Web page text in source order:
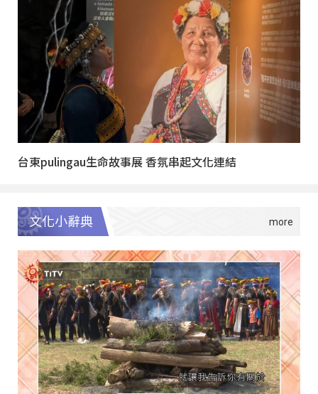
台東pulingau生命故事展 香氛串起文化連結
文化小辭典